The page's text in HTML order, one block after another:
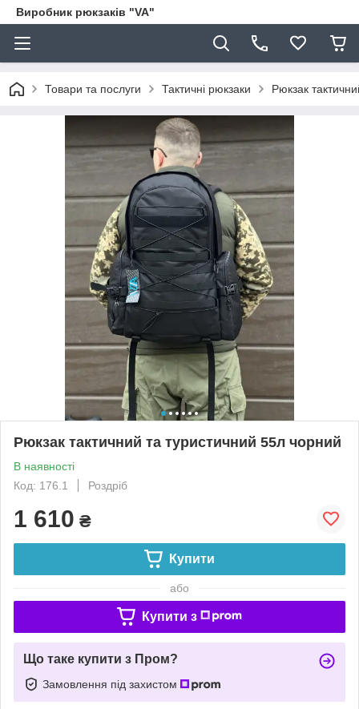
Виробник рюкзаків "VA"
Товари та послуги Тактичні рюкзаки Рюкзак
Рюкзак тактичний та туристичний 55л чорний
В наявності
Код: 176.1
Роздріб
1 610 ₴
Купити
або
Купити з
Що таке купити з Пром?
Замовлення під захистом